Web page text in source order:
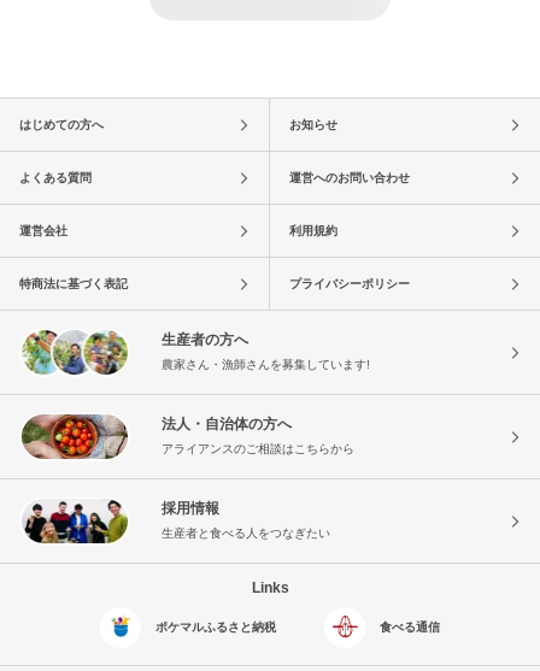
はじめての方へ お知らせ
よくある質問 運営へのお問い合わせ
運営会社 利用規約
特商法に基づく表記 プライバシーポリシー
生産者の方へ
農家さん・漁師さんを募集しています!
法人・自治体の方へ
アライアンスのご相談はこちらから
採用情報
生産者と食べる人をつなぎたい
Links
ポケマルふるさと納税 食べる通信